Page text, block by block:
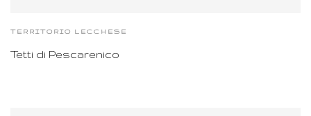
TERRITORIO LECCHESE
Tetti di Pescarenico